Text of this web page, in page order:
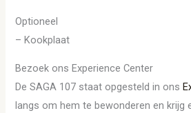
Optioneel
– Kookplaat
Bezoek ons Experience Center
De SAGA 107 staat opgesteld in ons
langs om hem te bewonderen en krijg